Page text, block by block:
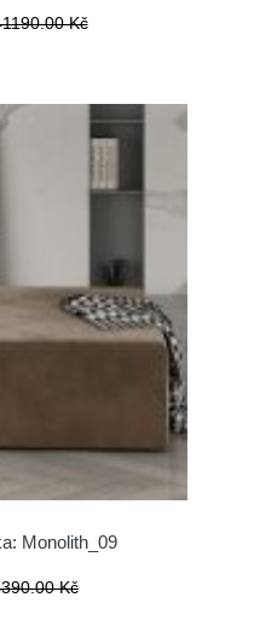
Kč
Monolith_09
Kč